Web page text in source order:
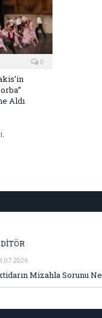
0
Aldı
Mizahla Sorunu Ne